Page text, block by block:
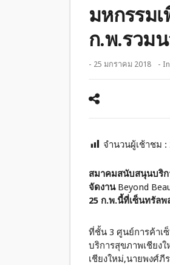
มหกรรม
ก.พ.รวม
- 25 มกราคม 2018 - In
จำนวนผู้เช้าชม :
สมาคมสนับสนุนบริก
จัดงานBeyond
25 ก.พ.นี้ที่เซ็นทรัลพ
ที่ชั้น 3 ศูนย์การค้าเ
บริการสุขภาพเชียง
เชียงใหม่,นายพงศ์